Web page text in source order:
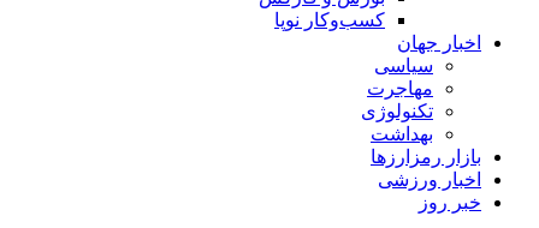
کسب‌وکار نوپا
اخبار جهان
سیاسی
مهاجرت
تکنولوژی
بهداشت
بازار رمزارزها
اخبار ورزشی
خبر روز